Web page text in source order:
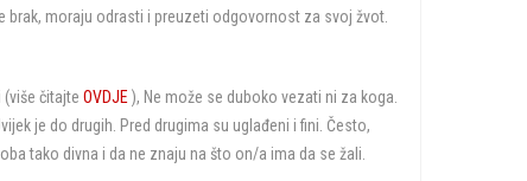
brak, moraju odrasti i preuzeti odgovornost za svoj žvot.
čitajte OVDJE), Ne može se duboko vezati ni za koga.
je do drugih. Pred drugima su uglađeni i fini. Često,
tako divna i da ne znaju na što on/a ima da se žali.